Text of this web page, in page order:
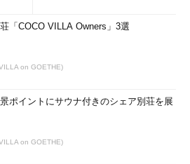
「COCO VILLA Owners」3選
on GOETHE)
ポイントにサウナ付きのシェア別荘を展
on GOETHE)